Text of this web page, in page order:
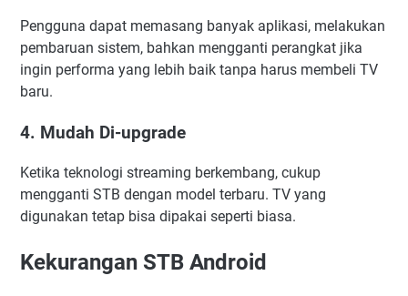
Pengguna dapat memasang banyak aplikasi, melakukan
pembaruan sistem, bahkan mengganti perangkat jika
ingin performa yang lebih baik tanpa harus membeli TV
baru.
4. Mudah Di-upgrade
Ketika teknologi streaming berkembang, cukup
mengganti STB dengan model terbaru. TV yang
digunakan tetap bisa dipakai seperti biasa.
Kekurangan STB Android